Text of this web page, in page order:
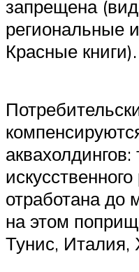
запрещена
региональные
Красные книги).
аквахолдингов:
отработана до
на этом
Тунис, Италия,